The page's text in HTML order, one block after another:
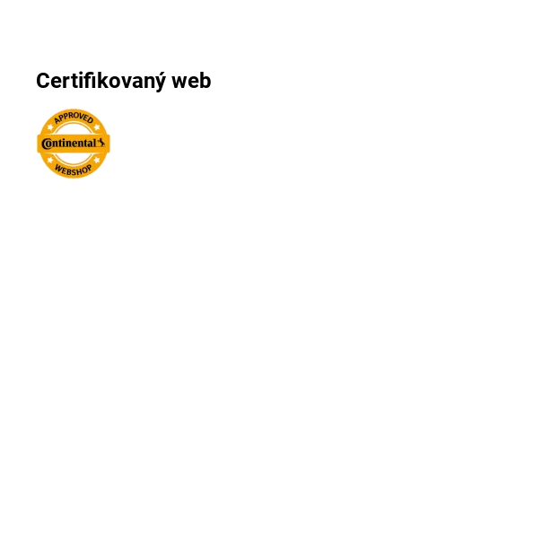
Certifikovaný web